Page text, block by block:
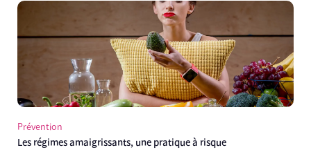
Prévention
Les régimes amaigrissants, une pratique à risque